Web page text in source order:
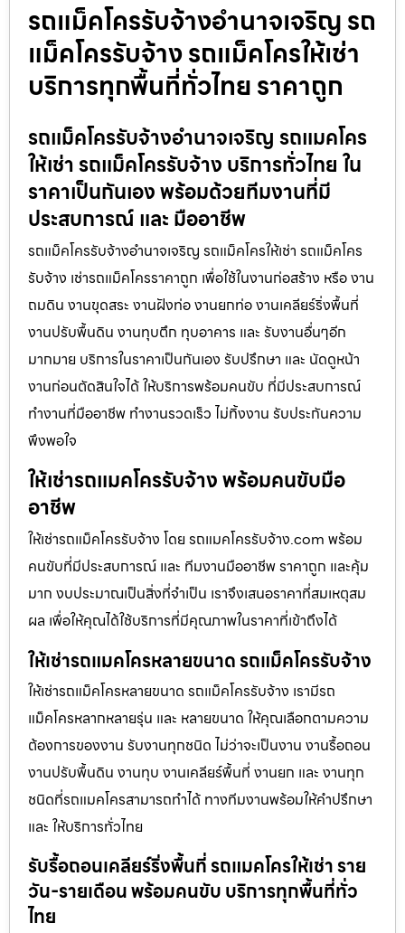
รถแม็คโครรับจ้างอำนาจเจริญ รถ
แม็คโครรับจ้าง รถแม็คโครให้เช่า
บริการทุกพื้นที่ทั่วไทย ราคาถูก
รถแม็คโครรับจ้างอำนาจเจริญ รถแมคโคร
ให้เช่า รถแม็คโครรับจ้าง บริการทั่วไทย ใน
ราคาเป็นกันเอง พร้อมด้วยทีมงานที่มี
ประสบการณ์ และ มืออาชีพ
รถแม็คโครรับจ้างอำนาจเจริญ รถแม็คโครให้เช่า รถแม็คโคร
รับจ้าง เช่ารถแม็คโครราคาถูก เพื่อใช้ในงานก่อสร้าง หรือ งาน
ถมดิน งานขุดสระ งานฝังท่อ งานยกท่อ งานเคลียร์ริ่งพื้นที่
งานปรับพื้นดิน งานทุบตึก ทุบอาคาร และ รับงานอื่นๆอีก
มากมาย บริการในราคาเป็นกันเอง รับปรึกษา และ นัดดูหน้า
งานก่อนตัดสินใจได้ ให้บริการพร้อมคนขับ ที่มีประสบการณ์
ทำงานที่มืออาชีพ ทำงานรวดเร็ว ไม่ทิ้งงาน รับประกันความ
พึงพอใจ
ให้เช่ารถแมคโครรับจ้าง พร้อมคนขับมือ
อาชีพ
ให้เช่ารถแม็คโครรับจ้าง โดย รถแมคโครรับจ้าง.com พร้อม
คนขับที่มีประสบการณ์ และ ทีมงานมืออาชีพ ราคาถูก และคุ้ม
มาก งบประมาณเป็นสิ่งที่จำเป็น เราจึงเสนอราคาที่สมเหตุสม
ผล เพื่อให้คุณได้ใช้บริการที่มีคุณภาพในราคาที่เข้าถึงได้
ให้เช่ารถแมคโครหลายขนาด รถแม็คโครรับจ้าง
ให้เช่ารถแม็คโครหลายขนาด รถแม็คโครรับจ้าง เรามีรถ
แม็คโครหลากหลายรุ่น และ หลายขนาด ให้คุณเลือกตามความ
ต้องการของงาน รับงานทุกชนิด ไม่ว่าจะเป็นงาน งานรื้อถอน
งานปรับพื้นดิน งานทุบ งานเคลียร์พื้นที่ งานยก และ งานทุก
ชนิดที่รถแมคโครสามารถทำได้ ทางทีมงานพร้อมให้คำปรึกษา
และ ให้บริการทั่วไทย
รับรื้อถอนเคลียร์ริ่งพื้นที่ รถแมคโครให้เช่า ราย
วัน-รายเดือน พร้อมคนขับ บริการทุกพื้นที่ทั่ว
ไทย